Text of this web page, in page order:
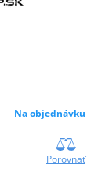
Na objednávku
Porovnať